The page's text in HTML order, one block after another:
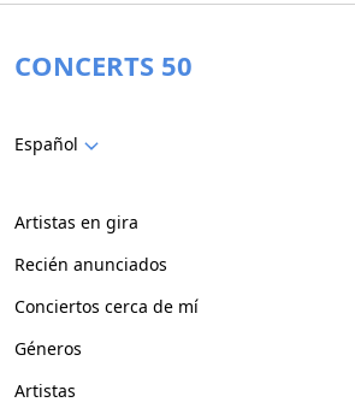
CONCERTS 50
Español
Artistas en gira
Recién anunciados
Conciertos cerca de mí
Géneros
Artistas